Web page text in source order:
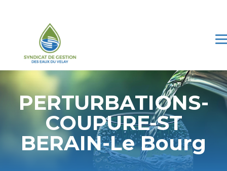
PERTURBATIONS-
COUPURE-ST
BERAIN-Le Bourg
Le SGEV
Les compétences
Marchés publics
Mes Démarches
Espace documentaire
Contact